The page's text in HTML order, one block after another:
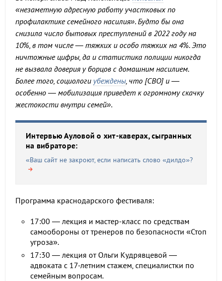
«незаметную адресную работу участковых по
профилактике семейного насилия». Будто бы она
снизила число бытовых преступлений в 2022 году на
10%, в том числе — тяжких и особо тяжких на 4%. Это
ничтожные цифры, да и статистика полиции никогда
не вызвала доверия у борцов с домашним насилием.
Более того, социологи убеждены, что [СВО] и —
особенно — мобилизация приведет к огромному скачку
жестокости внутри семей».
Интервью Ауловой о хит-каверах, сыгранных
на вибраторе:
«Ваш сайт не закроют, если написать слово «дилдо»?
Программа краснодарского фестиваля:
17:00 — лекция и мастер-класс по средствам
самообороны от тренеров по безопасности «Стоп
угроза».
17:30 — лекция от Ольги Кудрявцевой —
адвоката с 17-летним стажем, специалистки по
семейным вопросам.